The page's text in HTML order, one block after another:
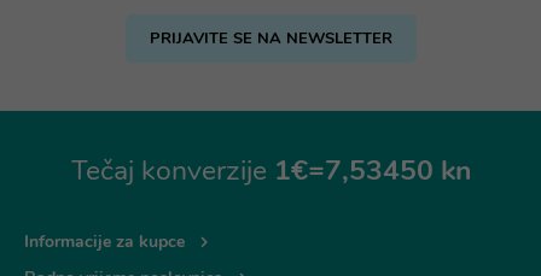
PRIJAVITE SE NA NEWSLETTER
Tečaj konverzije 1€=7,53450 kn
Informacije za kupce